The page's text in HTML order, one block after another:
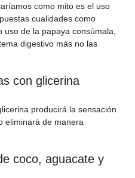
como mito es el uso
cualidades como
de la papaya consúmala,
digestivo más no las
con glicerina
producirá la sensación
eliminará de manera
coco, aguacate y